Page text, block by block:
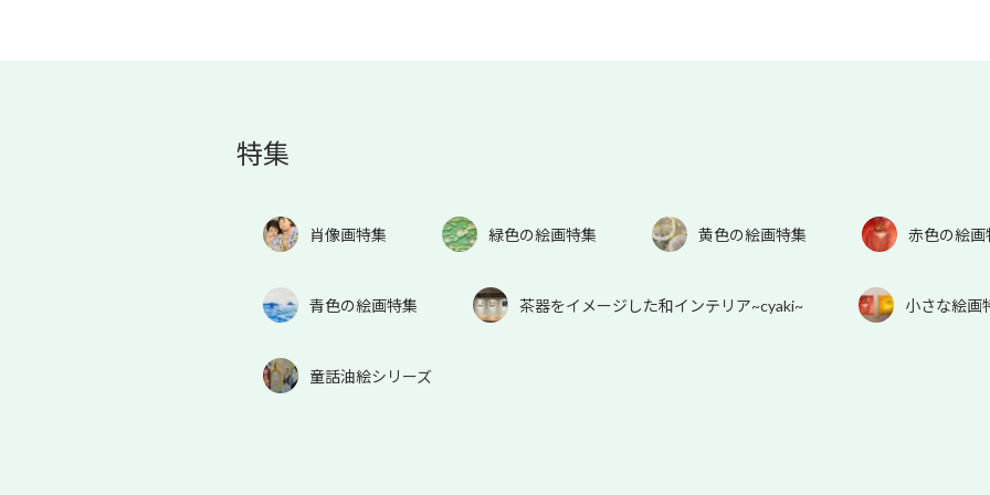
特集
肖像画特集 緑色の絵画特集 黄色の絵画特集 赤色の絵画
青色の絵画特集 茶器をイメージした和インテリア~cyaki~ 小さな絵画
童話油絵シリーズ